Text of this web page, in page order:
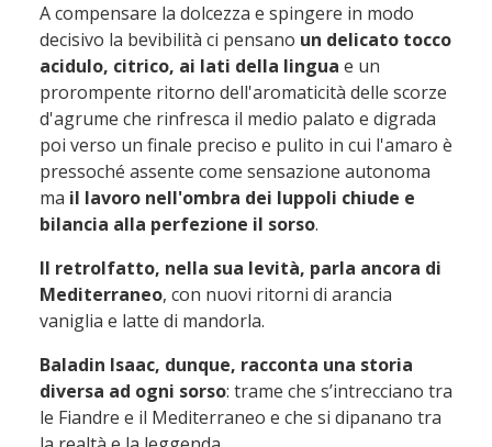
A compensare la dolcezza e spingere in modo
decisivo la bevibilità ci pensano un delicato tocco
acidulo, citrico, ai lati della lingua e un
prorompente ritorno dell'aromaticità delle scorze
d'agrume che rinfresca il medio palato e digrada
poi verso un finale preciso e pulito in cui l'amaro è
pressoché assente come sensazione autonoma
ma il lavoro nell'ombra dei luppoli chiude e
bilancia alla perfezione il sorso.
Il retrolfatto, nella sua levità, parla ancora di
Mediterraneo, con nuovi ritorni di arancia
vaniglia e latte di mandorla.
Baladin Isaac, dunque, racconta una storia
diversa ad ogni sorso: trame che s’intrecciano tra
le Fiandre e il Mediterraneo e che si dipanano tra